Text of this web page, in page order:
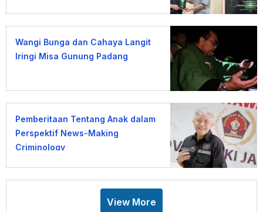
Wangi Bunga dan Cahaya Langit
Iringi Misa Gunung Padang
Pemberitaan Tentang Anak dalam
Perspektif News-Making
Criminology
View More